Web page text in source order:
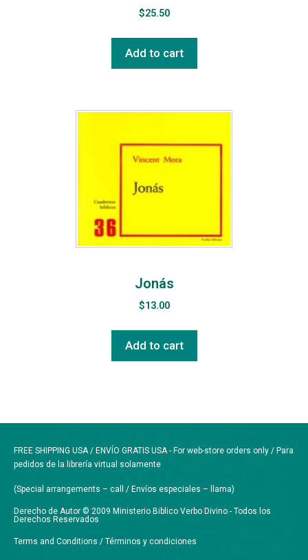
$25.50
Add to cart
Jonás
$13.00
Add to cart
FREE SHIPPING USA / ENVÍO GRATIS USA - For web-store orders only / Para
pedidos de la librería virtual solamente
(Special arrangements – call / Envíos especiales – llama)
Derecho de Autor © 2009 Ministerio Biblico Verbo Divino - Todos los
Derechos Reservados
Terms and Conditions / Términos y condiciones